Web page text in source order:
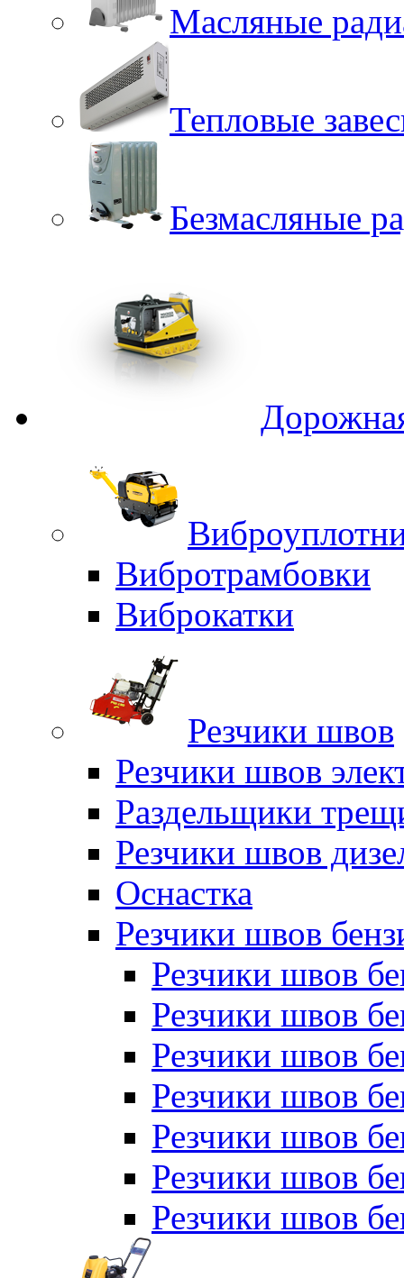
Масляные
Тепловые
Безмасляные
Вибротрамбовки
Виброкатки
Резчики швов
Резчики швов
Раздельщики
Резчики швов
Оснастка
Резчики швов
Резчики швов
Резчики швов
Резчики швов
Резчики швов
Резчики швов
Резчики швов
Резчики швов